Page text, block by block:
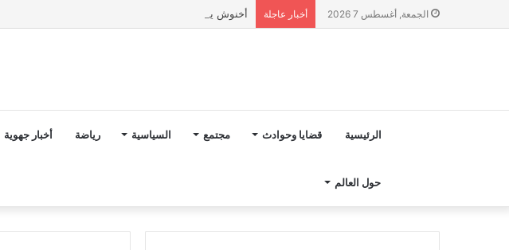
الجمعة, أغسطس 7 2026 أخبار عاجلة أخنوش يؤكد في المذكرة التوجيهية حول ميزانية 2027 أن ثوابت العدالة الاجتماعية والمجالية خيار استراتيجي للبلاد
الرئيسية قضايا وحوادث مجتمع السياسية رياضة أخبار جهوية
حول العالم